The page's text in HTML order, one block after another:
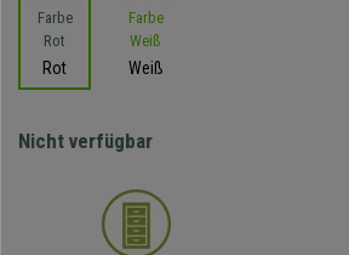
Rot Weiß
Nicht verfügbar